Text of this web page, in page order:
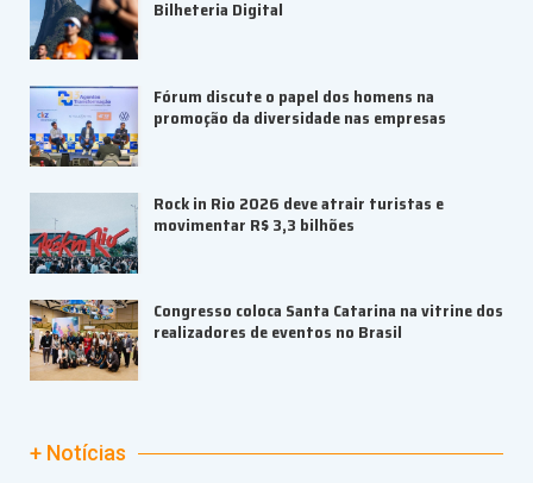
Bilheteria Digital
Fórum discute o papel dos homens na
promoção da diversidade nas empresas
Rock in Rio 2026 deve atrair turistas e
movimentar R$ 3,3 bilhões
Congresso coloca Santa Catarina na vitrine dos
realizadores de eventos no Brasil
+ Notícias